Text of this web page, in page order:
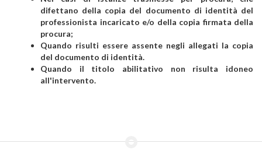
difettano della copia del documento di identità del
professionista incaricato e/o della copia firmata della
procura;
Quando risulti essere assente negli allegati la copia
del documento di identità.
Quando il titolo abilitativo non risulta idoneo
all'intervento.